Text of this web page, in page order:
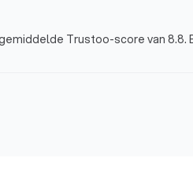
Trustoo-score van 8.8.